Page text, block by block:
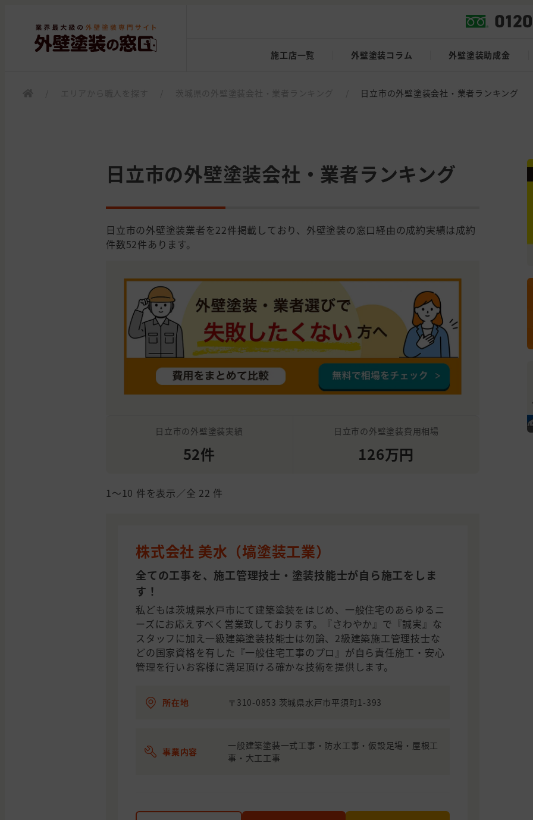
施工店一覧 外壁塗装コラム 外壁塗装助成金
日立市の外壁塗装会社・業者ランキング
日立市の外壁塗装会社・業者ランキング
日立市の外壁塗装業者を22件掲載しており、外壁塗装の窓口経由の成約実績は成約
件数52件あります。
日立市の外壁塗装実績
52件
日立市の外壁塗装費用相場
126万円
1〜10 件を表示／全 22 件
株式会社 美水（塙塗装工業）
全ての工事を、施工管理技士・塗装技能士が自ら施工をしま
す！
私どもは茨城県水戸市にて建築塗装をはじめ、一般住宅のあらゆるニ
ーズにお応えすべく営業致しております。『さわやか』で『誠実』な
スタッフに加え一級建築塗装技能士は勿論、2級建築施工管理技士な
どの国家資格を有した『一般住宅工事のプロ』が自ら責任施工・安心
管理を行いお客様に満足頂ける確かな技術を提供します。
所在地 〒310-0853 茨城県水戸市平須町1-393
事業内容
一般建築塗装一式工事・防水工事・仮設足場・屋根工
事・大工工事